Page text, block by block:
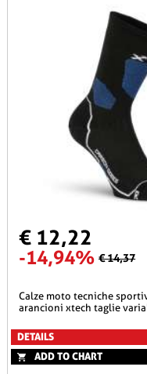
€ 12,22
-14,94% € 14,37
calze moto tecniche sportive estive leggere corte grigie e
arancioni xtech taglie
DETAILS
ADD TO CHART